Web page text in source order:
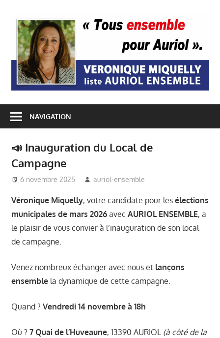
contenu
NAVIGATION
📣 Inauguration du Local de
Campagne
6 novembre 2025 auriol-ensemble
Municipales Auriol
Evènements,
Miquelly Véronique
Véronique Miquelly, votre candidate pour les élections
municipales de mars 2026avec AURIOL ENSEMBLE, a
le plaisir de vous convier à l’inauguration de son local
de campagne.
Venez nombreux échanger avec nous et lançons
ensemblela dynamique de cette campagne.
Quand ? Vendredi 14 novembre à 18h
Où ? 7 Quai de l’Huveaune, 13390 AURIOL (à côté de la